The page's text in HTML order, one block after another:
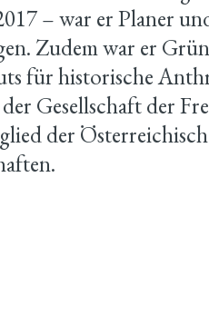
– war er Planer
Zudem war er
für historische
Gesellschaft der
der